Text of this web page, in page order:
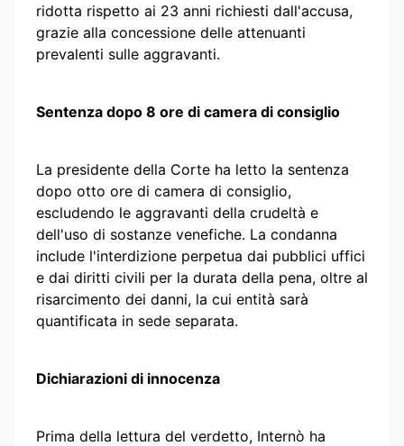
ridotta rispetto ai 23 anni richiesti dall'accusa,
grazie alla concessione delle attenuanti
prevalenti sulle aggravanti.
Sentenza dopo 8 ore di camera di consiglio
La presidente della Corte ha letto la sentenza
dopo otto ore di camera di consiglio,
escludendo le aggravanti della crudeltà e
dell'uso di sostanze venefiche. La condanna
include l'interdizione perpetua dai pubblici uffici
e dai diritti civili per la durata della pena, oltre al
risarcimento dei danni, la cui entità sarà
quantificata in sede separata.
Dichiarazioni di innocenza
Prima della lettura del verdetto, Internò ha